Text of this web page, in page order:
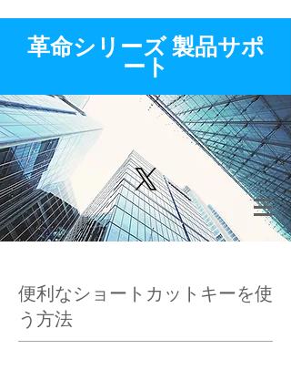
​革命シリーズ 製品サポ
ート
便利なショートカットキーを使
う方法